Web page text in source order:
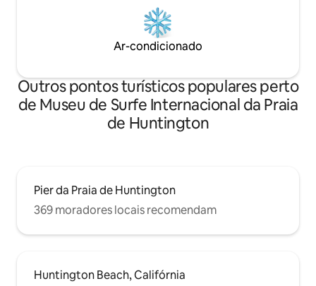
Ar-condicionado
Outros pontos turísticos populares perto
de Museu de Surfe Internacional da Praia
de Huntington
Pier da Praia de Huntington
369 moradores locais recomendam
Huntington Beach, Califórnia